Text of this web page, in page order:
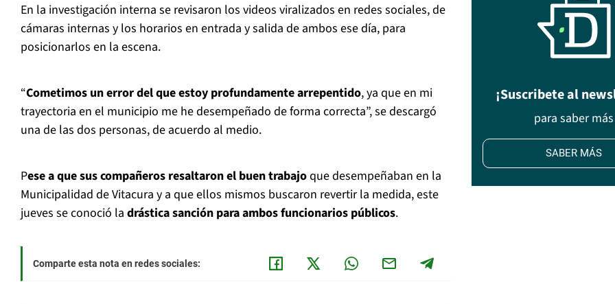
En la investigación interna se revisaron los videos viralizados en redes sociales, de
cámaras internas y los horarios en entrada y salida de ambos ese día, para
posicionarlos en la escena.
“Cometimos un error del que estoy profundamente arrepentido, ya que en mi
trayectoria en el municipio me he desempeñado de forma correcta”, se descargó
una de las dos personas, de acuerdo al medio.
Pese a que sus compañeros resaltaron el buen trabajoque desempeñaban en la
Municipalidad de Vitacura y a que ellos mismos buscaron revertir la medida, este
jueves se conoció la drástica sanción para ambos funcionarios públicos.
Comparte esta nota en redes sociales:
¡Suscribete al
para saber más
SABER MÁS